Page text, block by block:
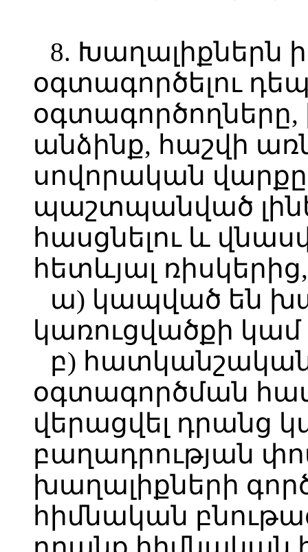
8. Խաղալիքներն
օգտագործելու
օգտագործողները,
անձինք, հաշվի
սովորական
պաշտպանված
հասցնելու և
հետևյալ
ա) կապված են
կառուցվածքի
բ)
օգտագործման
վերացվել դրանց
բաղադրության
խաղալիքների
հիմնական